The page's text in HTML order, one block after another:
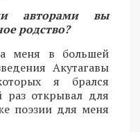
авторами вы
родство?
меня в большей
Акутагавы
я брался
раз открывал для
поэзии для меня